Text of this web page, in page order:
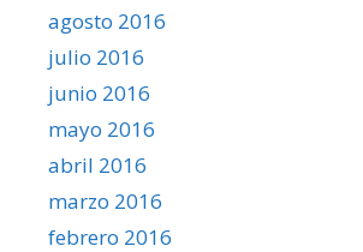
agosto 2016
julio 2016
junio 2016
mayo 2016
abril 2016
marzo 2016
febrero 2016